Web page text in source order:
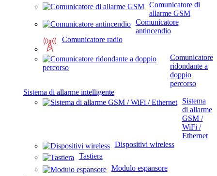
Comunicatore di
allarme GSM
Comunicatore
antincendio
Comunicatore radio
Comunicatore
ridondante a
doppio
percorso
Sistema di allarme intelligente
Sistema
di allarme
GSM /
WiFi /
Ethernet
Dispositivi wireless
Tastiera
Modulo espansore